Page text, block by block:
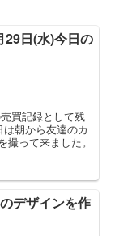
29日(水)今日の
買記録として残
朝から友達のカ
って来ました。
デザインを作